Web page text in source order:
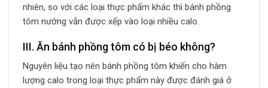
nhiên, so với các loại thực phẩm khác thì bánh phồng
tôm nướng vẫn được xếp vào loại nhiều calo.
III. Ăn bánh phồng tôm có bị béo không?
Nguyên liệu tạo nên bánh phồng tôm khiến cho hàm
lượng calo trong loại thực phẩm này được đánh giá ở